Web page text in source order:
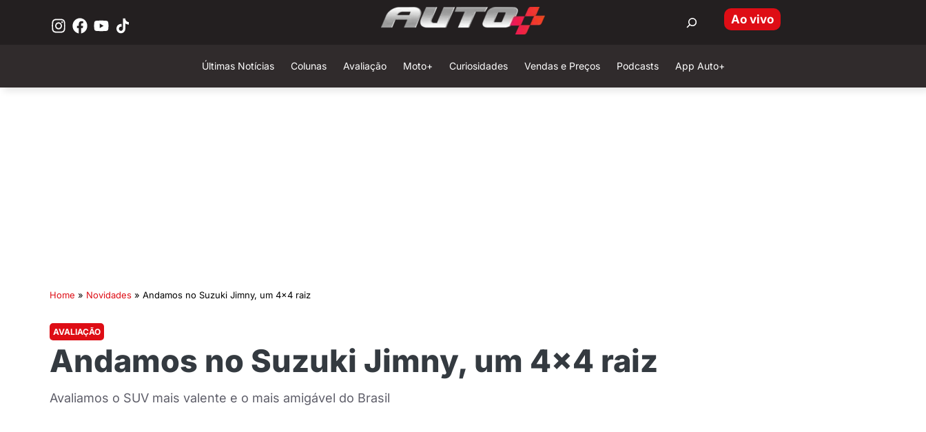
Ao vivo
Últimas Notícias Colunas Avaliação Moto+ Curiosidades Vendas e Preços Podcasts App Auto+
Home » Novidades » Andamos no Suzuki Jimny, um 4×4 raiz
AVALIAÇÃO
Andamos no Suzuki Jimny, um 4×4 raiz
Avaliamos o SUV mais valente e o mais amigável do Brasil